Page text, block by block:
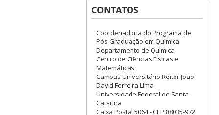
CONTATOS
Coordenadoria do Programa de
Pós-Graduação em Química
Departamento de Química
Centro de Ciências Físicas e
Matemáticas
Campus Universitário Reitor João
David Ferreira Lima
Universidade Federal de Santa
Catarina
Caixa Postal 5064 - CEP 88035-972